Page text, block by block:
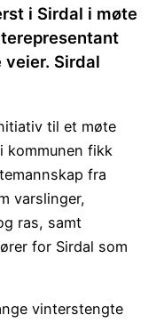
i Sirdal i møte
Sirdal
til et møte
fikk
fra
varslinger,
ras, samt
for Sirdal som
vinterstengte